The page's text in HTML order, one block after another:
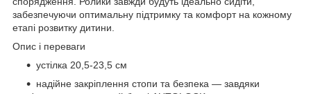
забезпечуючи оптимальну підтримку та комфорт на кожному
етапі розвитку дитини.
Опис і переваги
устілка 20,5-23,5 см
надійне закріплення стопи та безпека — завдяки